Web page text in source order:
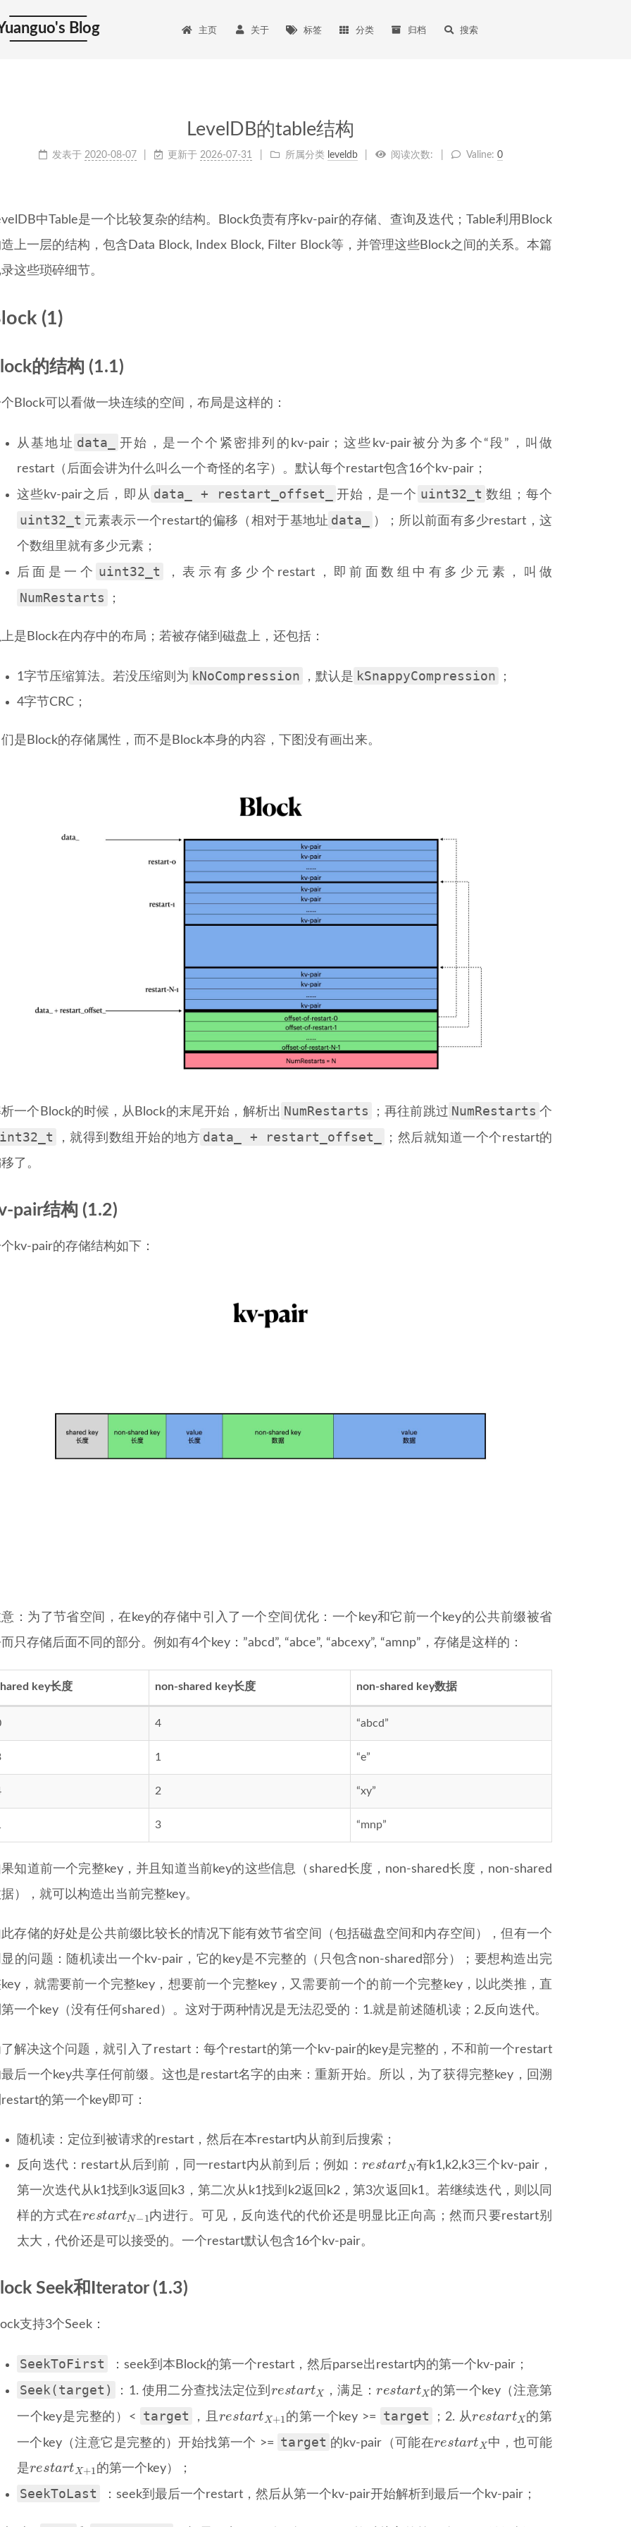
Blog 主页 关于 标签 分类 归档 搜索
LevelDB的table结构
发表于 2020-08-07 更新于 2026-07-31 所属分类 leveldb 阅读次数: Valine: 0
中Table是一个比较复杂的结构。Block负责有序kv-pair的存储、查询及迭代；Table利用Block
上一层的结构，包含Data Block, Index Block, Filter Block等，并管理这些Block之间的关系。本篇
这些琐碎细节。
(1)
的结构 (1.1)
Block可以看做一块连续的空间，布局是这样的：
从基地址 data_
开始，是一个个紧密排列的kv-pair；这些kv-pair被分为多个“段”，叫做
restart（后面会讲为什么叫么一个奇怪的名字）。默认每个restart包含16个kv-pair；
这些kv-pair之后，即从 data_ + restart_offset_ 开始，是一个 uint32_t 数组；每个
uint32_t 元素表示一个restart的偏移（相对于基地址 data_
）；所以前面有多少restart，这
个数组里就有多少元素；
后面是一个 uint32_t ，表示有多少个restart，即前面数组中有多少元素，叫做
NumRestarts ；
是Block在内存中的布局；若被存储到磁盘上，还包括：
1字节压缩算法。若没压缩则为 kNoCompression ，默认是 kSnappyCompression
；
4字节CRC；
是Block的存储属性，而不是Block本身的内容，下图没有画出来。
一个Block的时候，从Block的末尾开始，解析出 NumRestarts ；再往前跳过 NumRestarts 个
，就得到数组开始的地方 data_ + restart_offset_
；然后就知道一个个restart的
了。
pair结构 (1.2)
kv-pair的存储结构如下：
：为了节省空间，在key的存储中引入了一个空间优化：一个key和它前一个key的公共前缀被省
只存储后面不同的部分。例如有4个key：”abcd”, “abce”, “abcexy”, “amnp”，存储是这样的：
key长度 non-shared key长度 non-shared key数据
4 “abcd”
1 “e”
2 “xy”
3 “mnp”
知道前一个完整key，并且知道当前key的这些信息（shared长度，non-shared长度，non-shared
），就可以构造出当前完整key。
存储的好处是公共前缀比较长的情况下能有效节省空间（包括磁盘空间和内存空间），但有一个
的问题：随机读出一个kv-pair，它的key是不完整的（只包含non-shared部分）；要想构造出完
，就需要前一个完整key，想要前一个完整key，又需要前一个的前一个完整key，以此类推，直
一个key（没有任何shared）。这对于两种情况是无法忍受的：1.就是前述随机读；2.反向迭代。
解决这个问题，就引入了restart：每个restart的第一个kv-pair的key是完整的，不和前一个restart
后一个key共享任何前缀。这也是restart名字的由来：重新开始。所以，为了获得完整key，回溯
的第一个key即可：
随机读：定位到被请求的restart，然后在本restart内从前到后搜索；
反向迭代：restart从后到前，同一restart内从前到后；例如： restartN
re start N
有k1,k2,k3三个kv-pair，
第一次迭代从k1找到k3返回k3，第二次从k1找到k2返回k2，第3次返回k1。若继续迭代，则以同
样的方式在restartN −1
re start −1
内进行。可见，反向迭代的代价还是明显比正向高；然而只要restart别
太大，代价还是可以接受的。一个restart默认包含16个kv-pair。
Seek和Iterator (1.3)
支持3个Seek：
SeekToFirst ：seek到本Block的第一个restart，然后parse出restart内的第一个kv-pair；
Seek(target) ：1. 使用二分查找法定位到 restartX
re start ，满足：restartX
re start X
的第一个key（注意第
一个key是完整的）< target ，且 restartX+1
re start +1
的第一个key >= target ；2. 从restartX
re start X
的第
一个key（注意它是完整的）开始找第一个 >= target 的kv-pair（可能在restartX
re start X
中，也可能
是restartX+1
re start +1
的第一个key）；
SeekToLast ：seek到最后一个restart，然后从第一个kv-pair开始解析到最后一个kv-pair；